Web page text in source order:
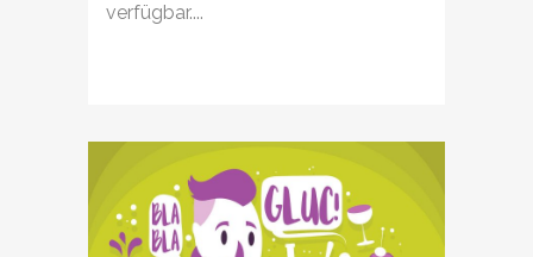
verfügbar....